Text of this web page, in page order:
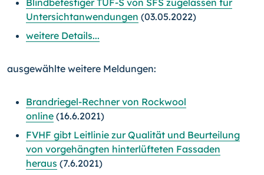
Untersichtanwendungen (03.05.2022)
weitere Details...
ausgewählte weitere Meldungen:
Brandriegel-Rechner von Rockwool
online (16.6.2021)
FVHF gibt Leitlinie zur Qualität und Beurteilung
von vorgehängten hinterlüfteten Fassaden
heraus (7.6.2021)